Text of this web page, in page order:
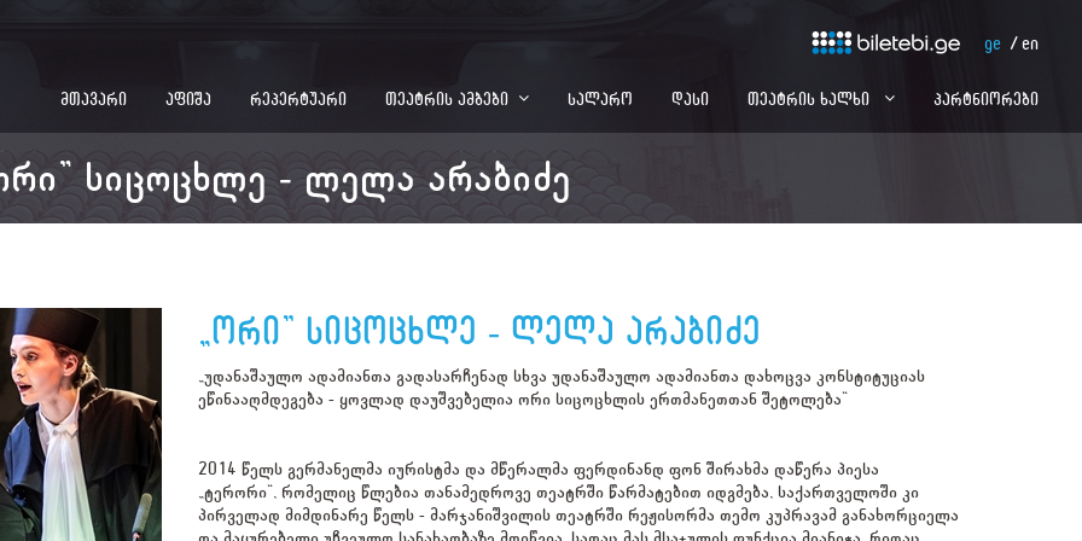
ge en
მთავარი აფიშა რეპერტუარი თეატრის ამბები სალარო დასი თეატრის ხალხი პარტნიორები
სიცოცხლე - ლელა არაბიძე
„ორი” სიცოცხლე - ლელა არაბიძე
„უდანაშაულო ადამიანთა გადასარჩენად სხვა უდანაშაულო ადამიანთა დახოცვა კონსტიტუციას
ეწინააღმდეგება - ყოვლად დაუშვებელია ორი სიცოცხლის ერთმანეთთან შეტოლება“
2014 წელს გერმანელმა იურისტმა და მწერალმა ფერდინანდ ფონ შირახმა დაწერა პიესა
„ტერორი“, რომელიც წლებია თანამედროვე თეატრში წარმატებით იდგმება, საქართველოში კი
პირველად მიმდინარე წელს - მარჯანიშვილის თეატრში რეჟისორმა თემო კუპრავამ განახორციელა